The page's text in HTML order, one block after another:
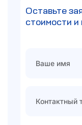
Оставьте
стоимости и